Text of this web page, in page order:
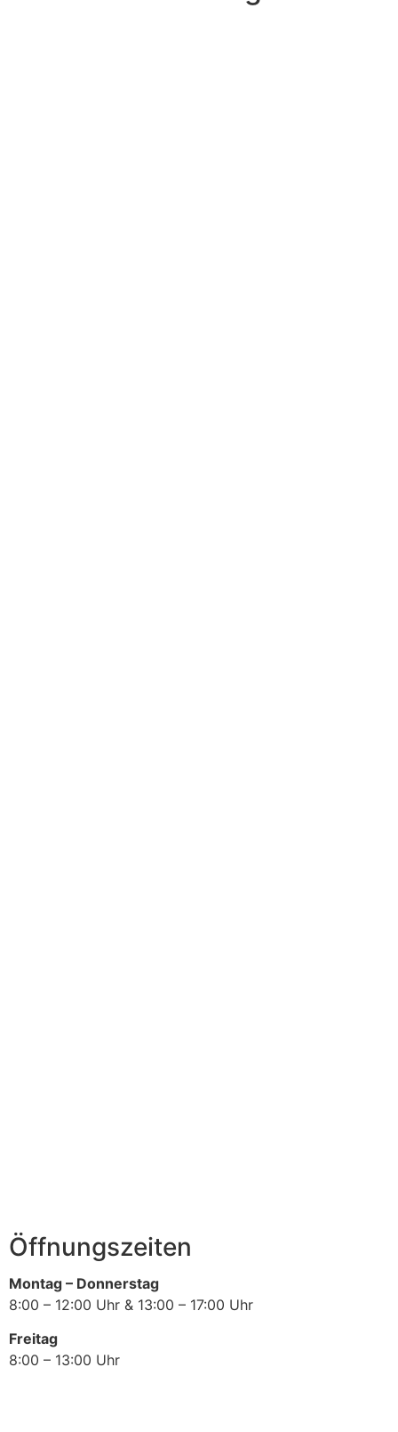
Öffnungszeiten
Montag – Donnerstag
8:00 – 12:00 Uhr & 13:00 – 17:00 Uhr
Freitag
8:00 – 13:00 Uhr